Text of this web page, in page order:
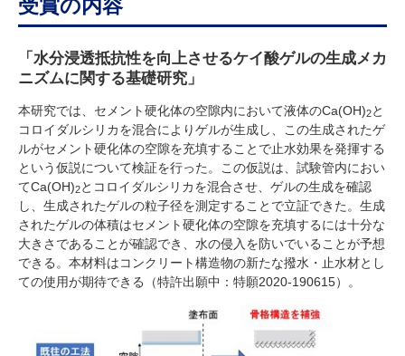
受賞の内容
「水分浸透抵抗性を向上させるケイ酸ゲルの生成メカ
ニズムに関する基礎研究」
本研究では、セメント硬化体の空隙内において液体のCa(OH)2と
コロイダルシリカを混合によりゲルが生成し、この生成されたゲ
ルがセメント硬化体の空隙を充填することで止水効果を発揮する
という仮説について検証を行った。この仮説は、試験管内におい
てCa(OH)2とコロイダルシリカを混合させ、ゲルの生成を確認
し、生成されたゲルの粒子径を測定することで立証できた。生成
されたゲルの体積はセメント硬化体の空隙を充填するには十分な
大きさであることが確認でき、水の侵入を防いでいることが予想
できる。本材料はコンクリート構造物の新たな撥水・止水材とし
ての使用が期待できる（特許出願中：特願2020-190615）。